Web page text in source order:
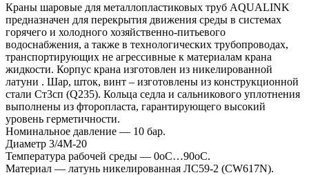
Краны шаровые для металлопластиковых труб AQUALINK
предназначен для перекрытия движения среды в системах
горячего и холодного хозяйственно-питьевого
водоснабжения, а также в технологических трубопроводах,
транспортирующих не агрессивные к материалам крана
жидкости. Корпус крана изготовлен из никелированной
латуни . Шар, шток, винт – изготовлены из конструкционной
стали Ст3сп (Q235). Кольца седла и сальникового уплотнения
выполнены из фторопласта, гарантирующего высокий
уровень герметичности.
Номинальное давление — 10 бар.
Диаметр 3/4М-20
Температура рабочей среды — 0оС…90оС.
Материал — латунь никелированная ЛС59-2 (CW617N).